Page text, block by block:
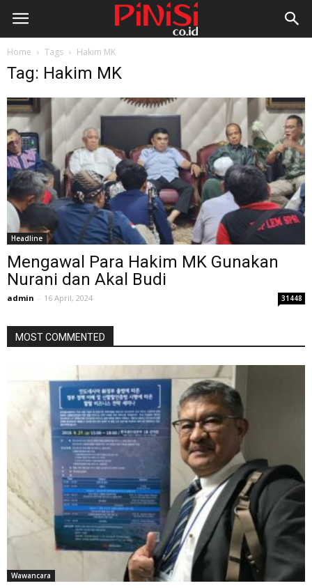
Home Tags Hakim MK
Tag: Hakim MK
Headline
Mengawal Para Hakim MK Gunakan
Nurani dan Akal Budi
admin - 16 April, 2024 31448
MOST COMMENTED
Wawancara